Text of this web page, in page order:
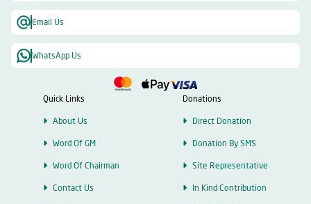
Email Us
WhatsApp Us
Quick Links
About Us
Word Of GM
Word Of Chairman
Contact Us
Donations
Direct Donation
Donation By SMS
Site Representative
In Kind Contribution